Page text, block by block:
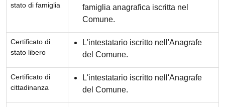
stato di famiglia
famiglia anagrafica iscritta nel
Comune.
Certificato di
stato libero
L'intestatario iscritto nell'Anagrafe
del Comune.
Certificato di
cittadinanza
L'intestatario iscritto nell'Anagrafe
del Comune.